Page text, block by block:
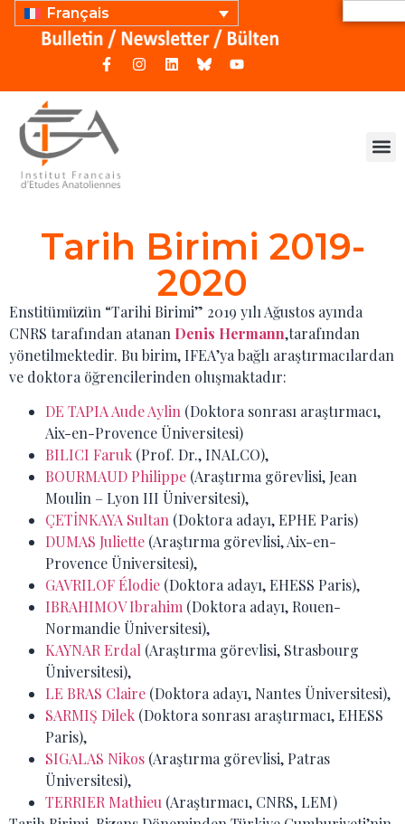
Français
Tarih Birimi 2019-
2020
Enstitümüzün “Tarihi Birimi” 2019 yılı Ağustos ayında
CNRS tarafından atanan Denis Hermann,tarafından
yönetilmektedir. Bu birim, IFEA’ya bağlı araştırmacılardan
ve doktora öğrencilerinden oluşmaktadır:
DE TAPIA Aude Aylin (Doktora sonrası araştırmacı,
Aix-en-Provence Üniversitesi)
BILICI Faruk (Prof. Dr., INALCO),
BOURMAUD Philippe (Araştırma görevlisi, Jean
Moulin – Lyon III Üniversitesi),
ÇETİNKAYA Sultan (Doktora adayı, EPHE Paris)
DUMAS Juliette (Araştırma görevlisi, Aix-en-
Provence Üniversitesi),
GAVRILOF Élodie (Doktora adayı, EHESS Paris),
IBRAHIMOV Ibrahim (Doktora adayı, Rouen-
Normandie Üniversitesi),
KAYNAR Erdal (Araştırma görevlisi, Strasbourg
Üniversitesi),
LE BRAS Claire (Doktora adayı, Nantes Üniversitesi),
SARMIŞ Dilek (Doktora sonrası araştırmacı, EHESS
Paris),
SIGALAS Nikos (Araştırma görevlisi, Patras
Üniversitesi),
TERRIER Mathieu (Araştırmacı, CNRS, LEM)